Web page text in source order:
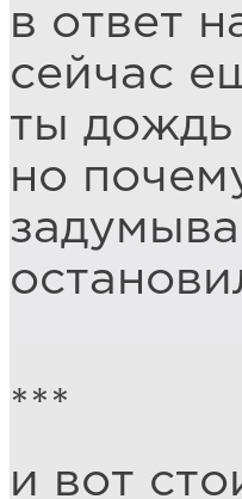
в ответ
сейчас
ты
но
***
и вот